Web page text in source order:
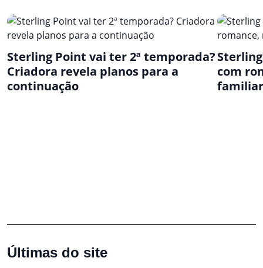
Sterling Point vai ter 2ª temporada?
Criadora revela planos para a
continuação
com
Últimas do site